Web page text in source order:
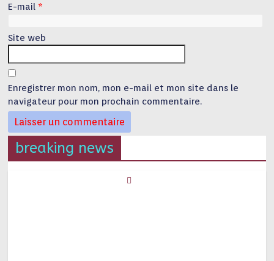
E-mail *
Site web
Enregistrer mon nom, mon e-mail et mon site dans le
navigateur pour mon prochain commentaire.
breaking news